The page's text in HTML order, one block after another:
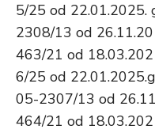
5/25 od 22.01.2025.
2308/13 od
463/21 od
6/25 od
05-2307/13 od
464/21 od